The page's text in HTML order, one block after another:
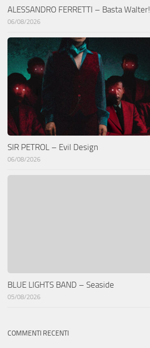
ALESSANDRO FERRETTI – Basta Walter!
06/08/2026
SIR PETROL – Evil Design
06/08/2026
BLUE LIGHTS BAND – Seaside
05/08/2026
COMMENTI RECENTI